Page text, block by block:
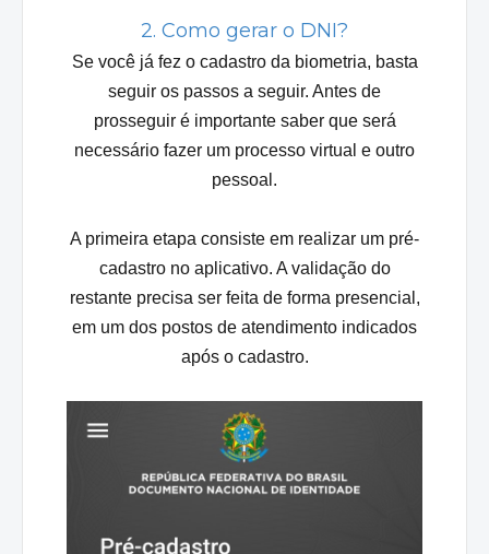
2. Como gerar o DNI?
Se você já fez o cadastro da biometria, basta
seguir os passos a seguir. Antes de
prosseguir é importante saber que será
necessário fazer um processo virtual e outro
pessoal.
A primeira etapa consiste em realizar um pré-
cadastro no aplicativo. A validação do
restante precisa ser feita de forma presencial,
em um dos postos de atendimento indicados
após o cadastro.